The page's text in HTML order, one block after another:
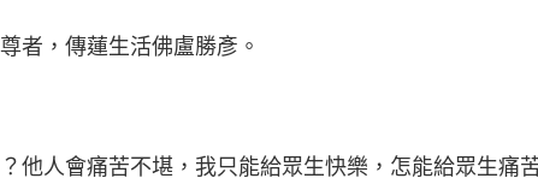
，傳蓮生活佛盧勝彥。
人會痛苦不堪，我只能給眾生快樂，怎能給眾生痛